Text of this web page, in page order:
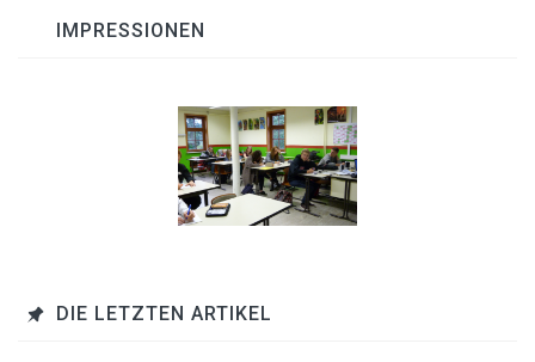
IMPRESSIONEN
DIE LETZTEN ARTIKEL